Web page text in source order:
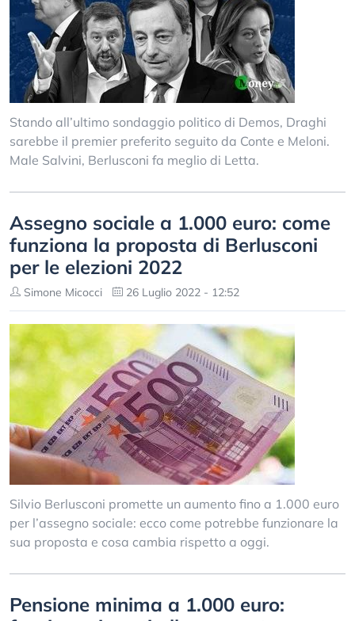
Stando all’ultimo sondaggio politico di Demos, Draghi
sarebbe il premier preferito seguito da Conte e Meloni.
Male Salvini, Berlusconi fa meglio di Letta.
Assegno sociale a 1.000 euro: come
funziona la proposta di Berlusconi
per le elezioni 2022
Simone Micocci 26 Luglio 2022 - 12:52
Silvio Berlusconi promette un aumento fino a 1.000 euro
per l’assegno sociale: ecco come potrebbe funzionare la
sua proposta e cosa cambia rispetto a oggi.
Pensione minima a 1.000 euro: